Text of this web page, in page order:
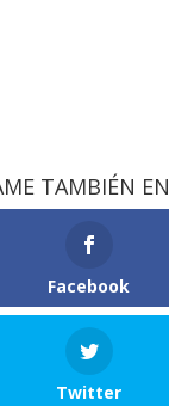
TAMBIÉN EN
Facebook
Twitter